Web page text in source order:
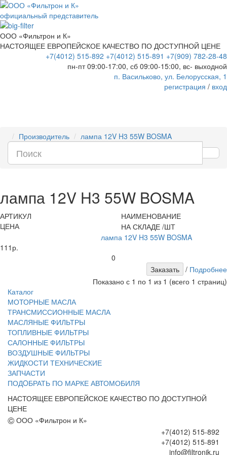
официальный представитель
ООО «Фильтрон и К»
НАСТОЯЩЕЕ ЕВРОПЕЙСКОЕ КАЧЕСТВО ПО ДОСТУПНОЙ ЦЕНЕ
+7(4012) 515-892 +7(4012) 515-891 +7(909) 782-28-48
пн-пт 09:00-17:00, сб 09:00-15:00, вс- выходной
п. Васильково, ул. Белорусская, 1
регистрация / вход
Производитель лампа 12V H3 55W BOSMA
лампа 12V H3 55W BOSMA
АРТИКУЛ
НАИМЕНОВАНИЕ
ЦЕНА
НА СКЛАДЕ /ШТ
лампа 12V H3 55W BOSMA
111р.
0
/ Подробнее
Показано с 1 по 1 из 1 (всего 1 страниц)
Каталог
МОТОРНЫЕ МАСЛА
ТРАНСМИССИОННЫЕ МАСЛА
МАСЛЯНЫЕ ФИЛЬТРЫ
ТОПЛИВНЫЕ ФИЛЬТРЫ
САЛОННЫЕ ФИЛЬТРЫ
ВОЗДУШНЫЕ ФИЛЬТРЫ
ЖИДКОСТИ ТЕХНИЧЕСКИЕ
ЗАПЧАСТИ
ПОДOБРАТЬ ПО МАРКЕ АВТОМОБИЛЯ
НАСТОЯЩЕЕ ЕВРОПЕЙСКОЕ КАЧЕСТВО ПО ДОСТУПНОЙ
ЦЕНЕ
© ООО «Фильтрон и К»
+7(4012) 515-892
+7(4012) 515-891
info@filtronik.ru